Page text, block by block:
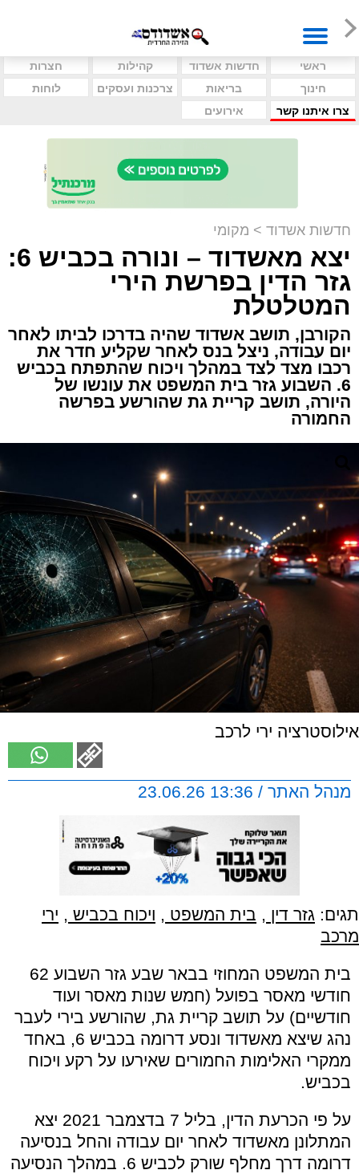
ראשי חדשות אשדוד קהילות
חצרות
חינוך
בריאות צרכנות ועסקים
לוחות
צרו איתנו קשר
אירועים
חדשות אשדוד > מקומי
יצא מאשדוד – ונורה בכביש 6:
גזר הדין בפרשת הירי
המטלטלת
הקורבן, תושב אשדוד שהיה בדרכו לביתו לאחר
יום עבודה, ניצל בנס לאחר שקליע חדר את
רכבו מצד לצד במהלך ויכוח שהתפתח בכביש
6. השבוע גזר בית המשפט את עונשו של
היורה, תושב קריית גת שהורשע בפרשה
החמורה
אילוסטרציה ירי לרכב
מנהל האתר / 13:36 23.06.26
תגים: גזר דין , בית המשפט , ויכוח בכביש , ירי
מרכב
בית המשפט המחוזי בבאר שבע גזר השבוע 62
חודשי מאסר בפועל (חמש שנות מאסר ועוד
חודשיים) על תושב קריית גת, שהורשע בירי לעבר
נהג שיצא מאשדוד ונסע דרומה בכביש 6, באחד
ממקרי האלימות החמורים שאירעו על רקע ויכוח
בכביש.
על פי הכרעת הדין, בליל 7 בדצמבר 2021 יצא
המתלונן מאשדוד לאחר יום עבודה והחל בנסיעה
דרומה דרך מחלף שורק לכביש 6. במהלך הנסיעה